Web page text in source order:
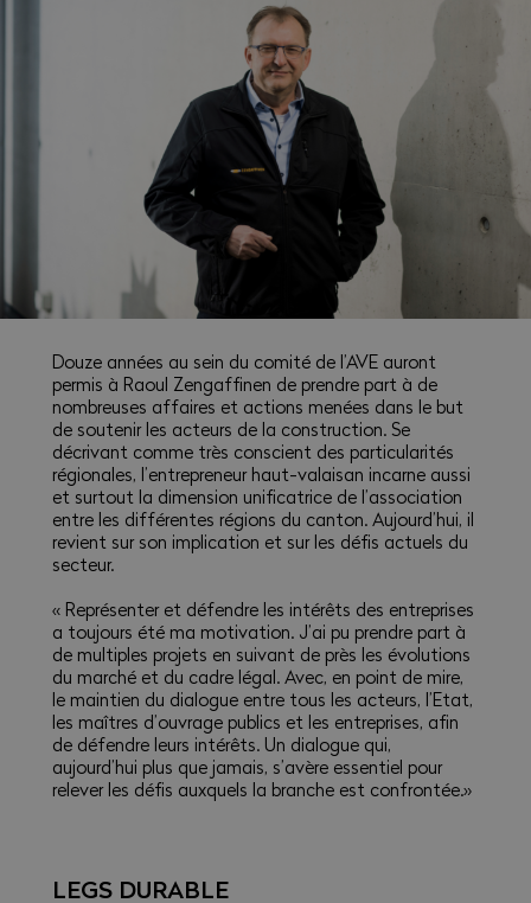
Douze années au sein du comité de l’AVE auront
permis à Raoul Zengaffinen de prendre part à de
nombreuses affaires et actions menées dans le but
de soutenir les acteurs de la construction. Se
décrivant comme très conscient des particularités
régionales, l’entrepreneur haut-valaisan incarne aussi
et surtout la dimension unificatrice de l’association
entre les différentes régions du canton. Aujourd’hui, il
revient sur son implication et sur les défis actuels du
secteur.
« Représenter et défendre les intérêts des entreprises
a toujours été ma motivation. J’ai pu prendre part à
de multiples projets en suivant de près les évolutions
du marché et du cadre légal. Avec, en point de mire,
le maintien du dialogue entre tous les acteurs, l’Etat,
les maîtres d’ouvrage publics et les entreprises, afin
de défendre leurs intérêts. Un dialogue qui,
aujourd’hui plus que jamais, s’avère essentiel pour
relever les défis auxquels la branche est confrontée.»
LEGS DURABLE